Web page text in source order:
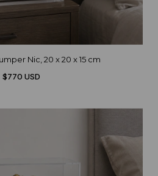
Nic, 20 x 20 x 15 cm
$770 USD